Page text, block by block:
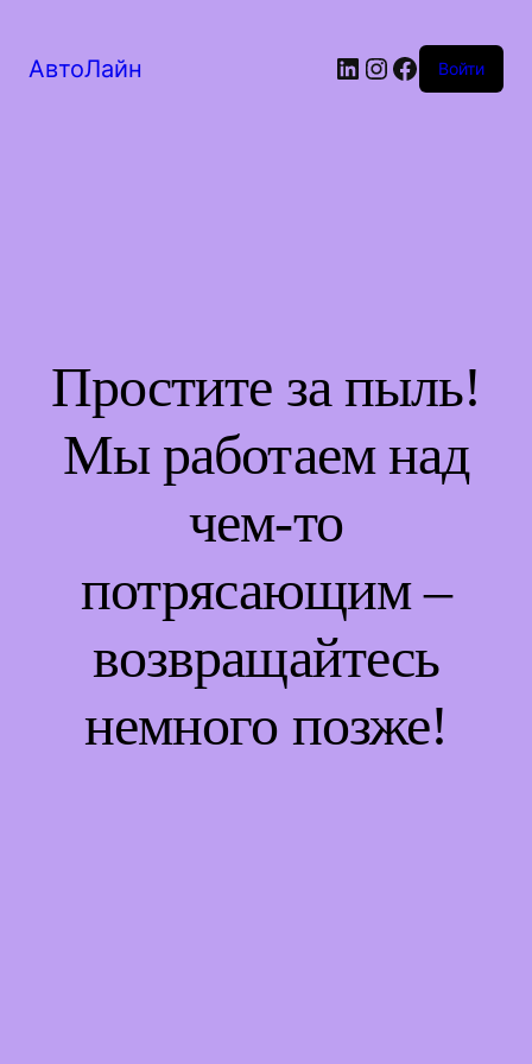
АвтоЛайн LinkedIn
Instagram
Facebook
Войти
Простите за пыль!
Мы работаем над
чем-то
потрясающим –
возвращайтесь
немного позже!